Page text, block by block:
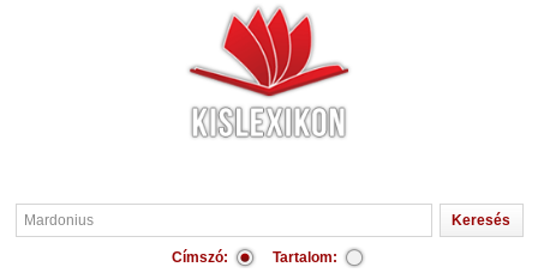
Címszó: Tartalom: